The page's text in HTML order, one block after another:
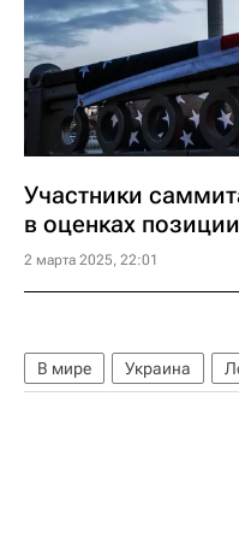
Участники
в оценках
2 марта 2025, 22:01
В мире Украина